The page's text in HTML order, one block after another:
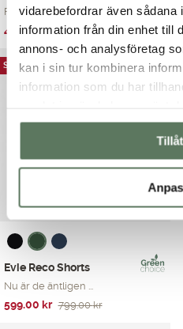
vidarebefordrar även sådana
information från din enhet till
annons- och analysföretag
kan i sin tur kombinera
information som du har
Fawn Reco Pirate ä...
699.00kr
Det
ursprungliga
priset
499.00kr
Det
nuvarande
priset
Evie Reco Shorts
SOMMARREA
Nu är de äntligen ...
799.00kr
Det
599.00 kr
Det